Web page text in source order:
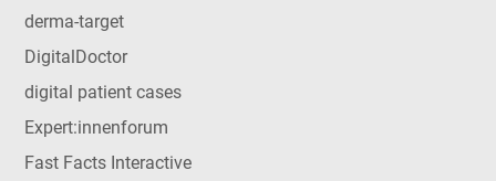
derma-target
DigitalDoctor
digital patient cases
Expert:innenforum
Fast Facts Interactive